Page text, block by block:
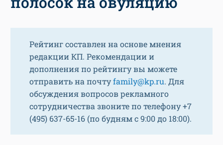
Рейтинг составлен на основе мнения
редакции КП. Рекомендации и
дополнения по рейтингу вы можете
отправить на почтуfamily@kp.ru. Для
обсуждения вопросов рекламного
сотрудничества звоните по телефону +7
(495) 637-65-16 (по будням с 9:00 до 18:00).